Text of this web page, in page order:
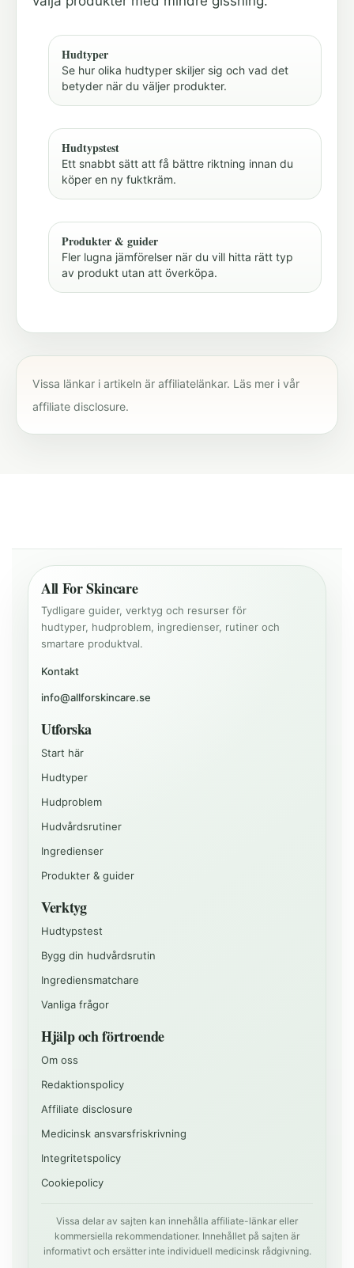
Hudtyper
Se hur olika hudtyper skiljer sig och vad det
betyder när du väljer produkter.
Hudtypstest
Ett snabbt sätt att få bättre riktning innan du
köper en ny fuktkräm.
Produkter & guider
Fler lugna jämförelser när du vill hitta rätt typ
av produkt utan att överköpa.
Vissa länkar i artikeln är affiliatelänkar. Läs mer i vår
affiliate disclosure.
All For Skincare
Tydligare guider, verktyg och resurser för
hudtyper, hudproblem, ingredienser, rutiner och
smartare produktval.
Kontakt
info@allforskincare.se
Utforska
Start här
Hudtyper
Hudproblem
Hudvårdsrutiner
Ingredienser
Produkter & guider
Verktyg
Hudtypstest
Bygg din hudvårdsrutin
Ingrediensmatchare
Vanliga frågor
Hjälp och förtroende
Om oss
Redaktionspolicy
Affiliate disclosure
Medicinsk ansvarsfriskrivning
Integritetspolicy
Cookiepolicy
Vissa delar av sajten kan innehålla affiliate-länkar eller
kommersiella rekommendationer. Innehållet på sajten är
informativt och ersätter inte individuell medicinsk rådgivning.